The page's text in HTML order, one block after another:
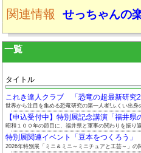
関連情報 せっちゃんの
一覧
タイトル
これき達人クラブ 「恐竜の超最新研究
世界から注目を集める恐竜研究の第一人者!ふくい出身
【申込受付中】特別展記念講演「福井県
昭和１００年の節目に、福井県と軍事の関わりを振り
特別展関連イベント「豆本をつくろう」
2026年特別展「ミニ＆ミニ～ミニチュアと工芸～」の